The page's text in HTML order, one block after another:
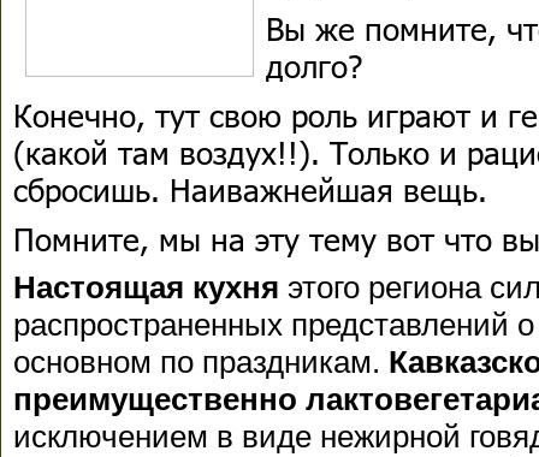
Вы же помните,
долго?
Конечно, тут свою роль играют и
(какой там воздух!!). Только и
сбросишь. Наиважнейшая вещь.
Помните, мы на эту тему вот что
Настоящая кухня этого региона
распространенных представлений
основном по праздникам.
преимущественно
исключением в виде нежирной